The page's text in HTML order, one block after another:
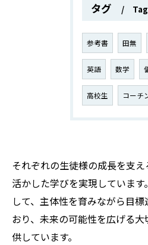
タグ
参考書 田無
英語 数学
高校生 コーチ
それぞれの生徒様の成長を支
活かした学びを実現していま
して、主体性を育みながら目
おり、未来の可能性を広げる
供しています。